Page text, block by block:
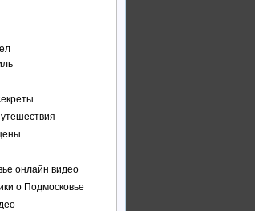
онлайн видео
о Подмосковье